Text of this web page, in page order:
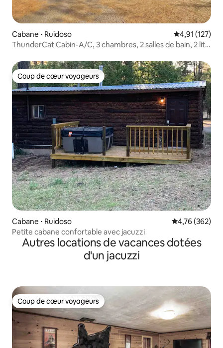
Cabane ⋅ Ruidoso Évaluation
4,91 (127)
ThunderCat Cabin-A/C, 3 chambres, 2 salles de bain, 2 lits
Coup de cœur voyageurs
Coup de cœur voyageurs
Cabane ⋅ Ruidoso Évaluation
4,76 (362)
Petite cabane confortable avec jacuzzi
Autres locations de vacances dotées
d'un jacuzzi
Coup de cœur voyageurs
Coup de cœur voyageurs